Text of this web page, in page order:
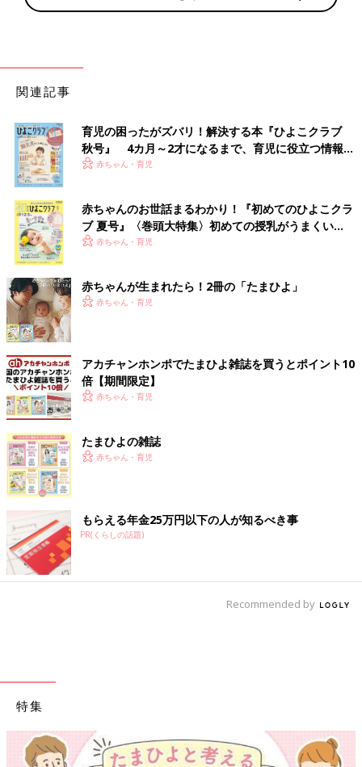
関連記事
育児の困ったがズバリ！解決する本『ひよこクラブ
秋号』 4カ月～2才になるまで、育児に役立つ情報が
いっぱい！
赤ちゃん・育児
赤ちゃんのお世話まるわかり！『初めてのひよこクラ
ブ 夏号』〈巻頭大特集〉初めての授乳がうまくい
く！ おっぱい・ミルクの基本と夏のトラブル 解決テ
赤ちゃん・育児
赤ちゃんが生まれたら！2冊の「たまひよ」
赤ちゃん・育児
アカチャンホンポでたまひよ雑誌を買うとポイント10
倍【期間限定】
赤ちゃん・育児
たまひよの雑誌
赤ちゃん・育児
もらえる年金25万円以下の人が知るべき事
PR(くらしの話題)
Recommended by
特集